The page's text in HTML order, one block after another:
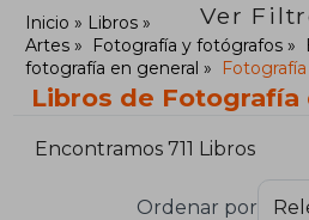
Ver
Inicio
Libros
Artes
Fotografía y fotógrafos
fotografía en general
Libros de Fotografía
Encontramos 711 Libros
Ordenar por